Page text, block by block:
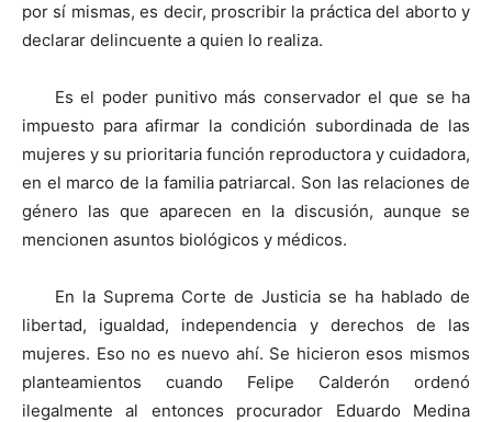
por sí mismas, es decir, proscribir la práctica del aborto y
declarar delincuente a quien lo realiza.
Es el poder punitivo más conservador el que se ha
impuesto para afirmar la condición subordinada de las
mujeres y su prioritaria función reproductora y cuidadora,
en el marco de la familia patriarcal. Son las relaciones de
género las que aparecen en la discusión, aunque se
mencionen asuntos biológicos y médicos.
En la Suprema Corte de Justicia se ha hablado de
libertad, igualdad, independencia y derechos de las
mujeres. Eso no es nuevo ahí. Se hicieron esos mismos
planteamientos cuando Felipe Calderón ordenó
ilegalmente al entonces procurador Eduardo Medina